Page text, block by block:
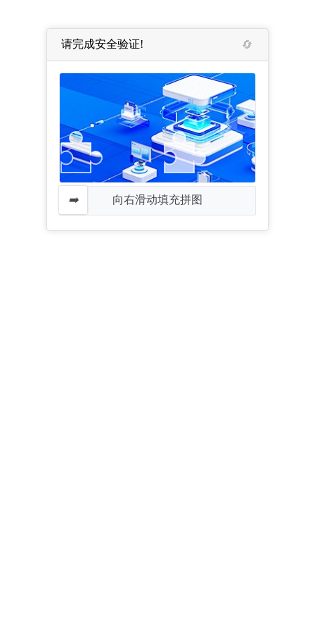
请完成安全验证!
向右滑动填充拼图